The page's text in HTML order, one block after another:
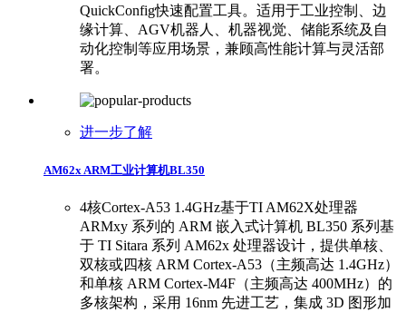
QuickConfig快速配置工具。适用于工业控制、边
缘计算、AGV机器人、机器视觉、储能系统及自
动化控制等应用场景，兼顾高性能计算与灵活部
署。
进一步了解
AM62x ARM工业计算机BL350
4核Cortex-A53 1.4GHz基于TI AM62X处理器
ARMxy 系列的 ARM 嵌入式计算机 BL350 系列基
于 TI Sitara 系列 AM62x 处理器设计，提供单核、
双核或四核 ARM Cortex-A53（主频高达 1.4GHz）
和单核 ARM Cortex-M4F（主频高达 400MHz）的
多核架构，采用 16nm 先进工艺，集成 3D 图形加